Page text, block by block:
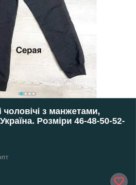
з манжетами,
Розміри 46-48-50-52-